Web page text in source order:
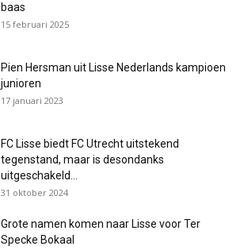
baas
15 februari 2025
Pien Hersman uit Lisse Nederlands kampioen
junioren
17 januari 2023
FC Lisse biedt FC Utrecht uitstekend
tegenstand, maar is desondanks
uitgeschakeld...
31 oktober 2024
Grote namen komen naar Lisse voor Ter
Specke Bokaal